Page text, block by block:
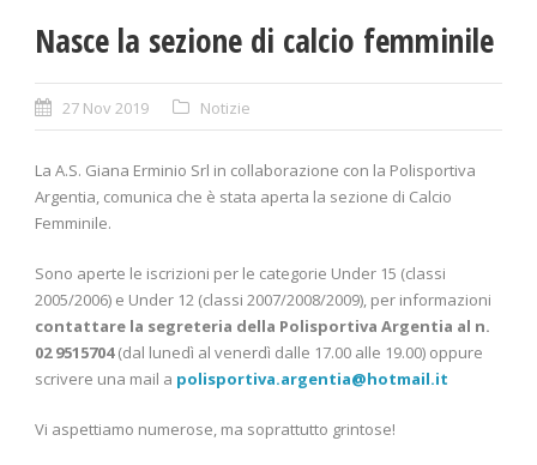
Nasce la sezione di calcio femminile
27 Nov 2019 Notizie
La A.S. Giana Erminio Srl in collaborazione con la Polisportiva
Argentia, comunica che è stata aperta la sezione di Calcio
Femminile.
Sono aperte le iscrizioni per le categorie Under 15 (classi
2005/2006) e Under 12 (classi 2007/2008/2009), per informazioni
contattare la segreteria della Polisportiva Argentia al n.
02 9515704(dal lunedì al venerdì dalle 17.00 alle 19.00) oppure
scrivere una mail a polisportiva.argentia@hotmail.it
Vi aspettiamo numerose, ma soprattutto grintose!